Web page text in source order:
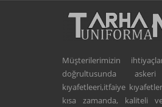
Müşterilerimizin
doğrultusunda askeri
kıyafetleeri,itfaiye
kısa zamanda, kaliteli